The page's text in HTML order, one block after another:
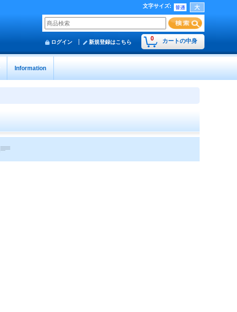
文字サイズ:
0 カートの中身
ログイン 新規登録はこちら
Information